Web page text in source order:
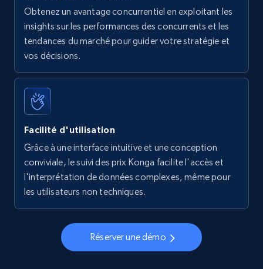
Obtenez un avantage concurrentiel en exploitant les
insights sur les performances des concurrents et les
tendances du marché pour guider votre stratégie et
vos décisions.
Facilité d'utilisation
Grâce à une interface intuitive et une conception
conviviale, le suivi des prix Konga facilite l'accès et
l'interprétation de données complexes, même pour
les utilisateurs non techniques.
Réserver une démo